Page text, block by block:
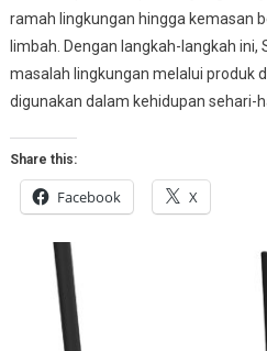
ramah lingkungan hingga kemasan
limbah. Dengan langkah-langkah
masalah lingkungan melalui produk
digunakan dalam kehidupan sehari-
Share this:
Facebook X